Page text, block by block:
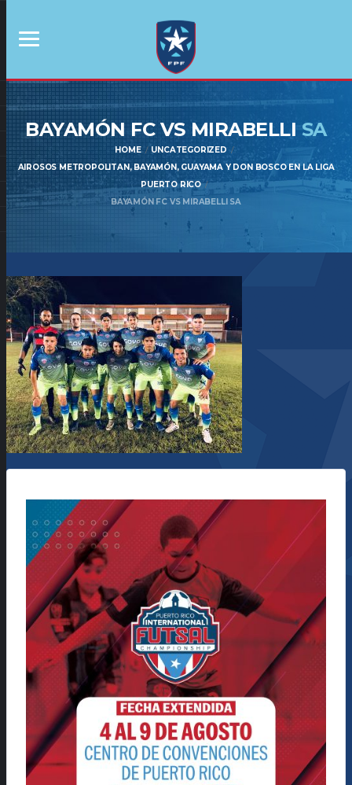
BAYAMÓN FC VS MIRABELLI SA
HOME
UNCATEGORIZED
AIROSOS METROPOLITAN, BAYAMÓN, GUAYAMA Y DON BOSCO EN LA LIGA
PUERTO RICO
BAYAMÓN FC VS MIRABELLI SA